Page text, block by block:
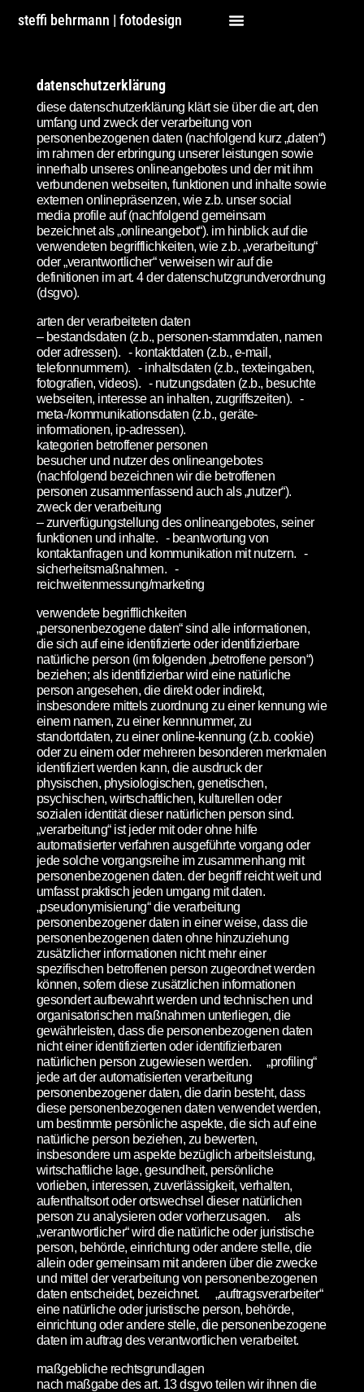
steffi behrmann | fotodesign
datenschutzerklärung
diese datenschutzerklärung klärt sie über die art, den
umfang und zweck der verarbeitung von
personenbezogenen daten (nachfolgend kurz „daten“)
im rahmen der erbringung unserer leistungen sowie
innerhalb unseres onlineangebotes und der mit ihm
verbundenen webseiten, funktionen und inhalte sowie
externen onlinepräsenzen, wie z.b. unser social
media profile auf (nachfolgend gemeinsam
bezeichnet als „onlineangebot“). im hinblick auf die
verwendeten begrifflichkeiten, wie z.b. „verarbeitung“
oder „verantwortlicher“ verweisen wir auf die
definitionen im art. 4 der datenschutzgrundverordnung
(dsgvo).
arten der verarbeiteten daten
– bestandsdaten (z.b., personen-stammdaten, namen
oder adressen). - kontaktdaten (z.b., e-mail,
telefonnummern). - inhaltsdaten (z.b., texteingaben,
fotografien, videos). - nutzungsdaten (z.b., besuchte
webseiten, interesse an inhalten, zugriffszeiten). -
meta-/kommunikationsdaten (z.b., geräte-
informationen, ip-adressen).
kategorien betroffener personen
besucher und nutzer des onlineangebotes
(nachfolgend bezeichnen wir die betroffenen
personen zusammenfassend auch als „nutzer“).
zweck der verarbeitung
– zurverfügungstellung des onlineangebotes, seiner
funktionen und inhalte. - beantwortung von
kontaktanfragen und kommunikation mit nutzern. -
sicherheitsmaßnahmen. -
reichweitenmessung/marketing
verwendete begrifflichkeiten
„personenbezogene daten“ sind alle informationen,
die sich auf eine identifizierte oder identifizierbare
natürliche person (im folgenden „betroffene person“)
beziehen; als identifizierbar wird eine natürliche
person angesehen, die direkt oder indirekt,
insbesondere mittels zuordnung zu einer kennung wie
einem namen, zu einer kennnummer, zu
standortdaten, zu einer online-kennung (z.b. cookie)
oder zu einem oder mehreren besonderen merkmalen
identifiziert werden kann, die ausdruck der
physischen, physiologischen, genetischen,
psychischen, wirtschaftlichen, kulturellen oder
sozialen identität dieser natürlichen person sind.
„verarbeitung“ ist jeder mit oder ohne hilfe
automatisierter verfahren ausgeführte vorgang oder
jede solche vorgangsreihe im zusammenhang mit
personenbezogenen daten. der begriff reicht weit und
umfasst praktisch jeden umgang mit daten.
„pseudonymisierung“ die verarbeitung
personenbezogener daten in einer weise, dass die
personenbezogenen daten ohne hinzuziehung
zusätzlicher informationen nicht mehr einer
spezifischen betroffenen person zugeordnet werden
können, sofern diese zusätzlichen informationen
gesondert aufbewahrt werden und technischen und
organisatorischen maßnahmen unterliegen, die
gewährleisten, dass die personenbezogenen daten
nicht einer identifizierten oder identifizierbaren
natürlichen person zugewiesen werden. „profiling“
jede art der automatisierten verarbeitung
personenbezogener daten, die darin besteht, dass
diese personenbezogenen daten verwendet werden,
um bestimmte persönliche aspekte, die sich auf eine
natürliche person beziehen, zu bewerten,
insbesondere um aspekte bezüglich arbeitsleistung,
wirtschaftliche lage, gesundheit, persönliche
vorlieben, interessen, zuverlässigkeit, verhalten,
aufenthaltsort oder ortswechsel dieser natürlichen
person zu analysieren oder vorherzusagen. als
„verantwortlicher“ wird die natürliche oder juristische
person, behörde, einrichtung oder andere stelle, die
allein oder gemeinsam mit anderen über die zwecke
und mittel der verarbeitung von personenbezogenen
daten entscheidet, bezeichnet. „auftragsverarbeiter“
eine natürliche oder juristische person, behörde,
einrichtung oder andere stelle, die personenbezogene
daten im auftrag des verantwortlichen verarbeitet.
maßgebliche rechtsgrundlagen
nach maßgabe des art. 13 dsgvo teilen wir ihnen die